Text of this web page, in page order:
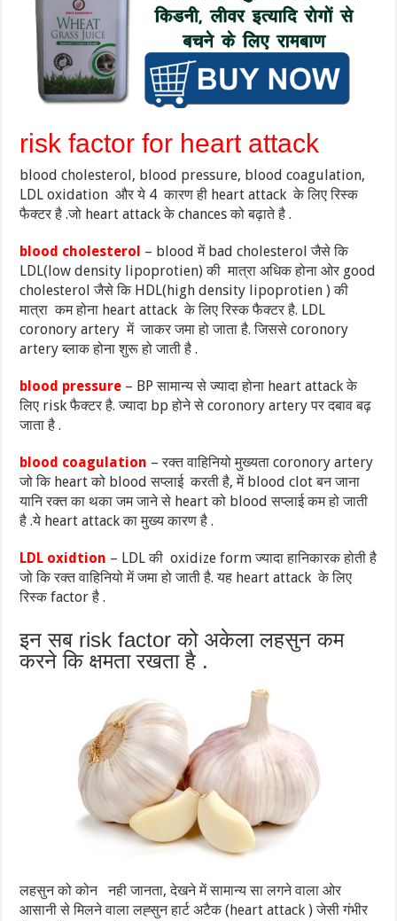
risk factor for heart attack
blood cholesterol, blood pressure, blood coagulation,
LDL oxidation और ये 4 कारण ही heart attack के लिए रिस्क
फैक्टर है .जो heart attack के chances को बढ़ाते है .
blood cholesterol – blood में bad cholesterol जैसे कि
LDL(low density lipoprotien) की मात्रा अधिक होना ओर good
cholesterol जैसे कि HDL(high density lipoprotien ) की
मात्रा कम होना heart attack के लिए रिस्क फैक्टर है. LDL
coronory artery में जाकर जमा हो जाता है. जिससे coronory
artery ब्लाक होना शुरू हो जाती है .
blood pressure – BP सामान्य से ज्यादा होना heart attack के
लिए risk फैक्टर है. ज्यादा bp होने से coronory artery पर दबाव बढ़
जाता है .
blood coagulation – रक्त वाहिनियो मुख्यता coronory artery
जो कि heart को blood सप्लाई करती है, में blood clot बन जाना
यानि रक्त का थका जम जाने से heart को blood सप्लाई कम हो जाती
है .ये heart attack का मुख्य कारण है .
LDL oxidtion – LDL की oxidize form ज्यादा हानिकारक होती है
जो कि रक्त वाहिनियो में जमा हो जाती है. यह heart attack के लिए
रिस्क factor है .
इन सब risk factor को अकेला लहसुन कम
करने कि क्षमता रखता है .
लहसुन को कोन नही जानता, देखने में सामान्य सा लगने वाला ओर
आसानी से मिलने वाला लह्सुन हार्ट अटैक (heart attack ) जेसी गंभीर